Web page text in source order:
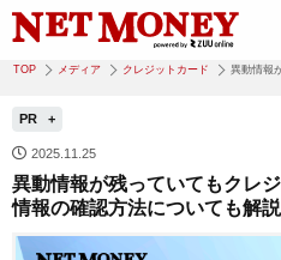
TOP メディア クレジットカード 異動情報
PR
2025.11.25
異動情報が残っていてもクレ
情報の確認方法についても解説